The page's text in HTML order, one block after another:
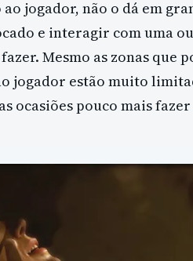
jogador, não o dá em
e interagir com uma
Mesmo as zonas que
jogador estão muito
ocasiões pouco mais